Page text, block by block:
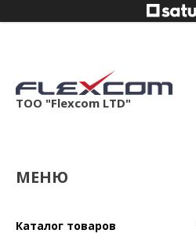
ТОО "Flexcom LTD"
Каталог товаров